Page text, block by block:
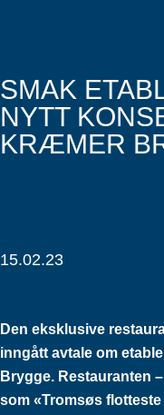
SMAK
NYTT
KRÆMER
15.02.23
Den eksklusive
inngått avtale om
Brygge. Restauranten
som «Tromsøs